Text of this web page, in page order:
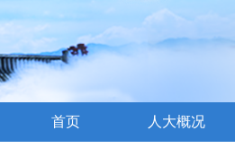
首页 人大概况